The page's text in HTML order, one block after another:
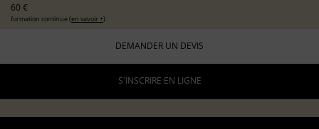
60 €
formation continue (en savoir +)
DEMANDER UN DEVIS
S'INSCRIRE EN LIGNE